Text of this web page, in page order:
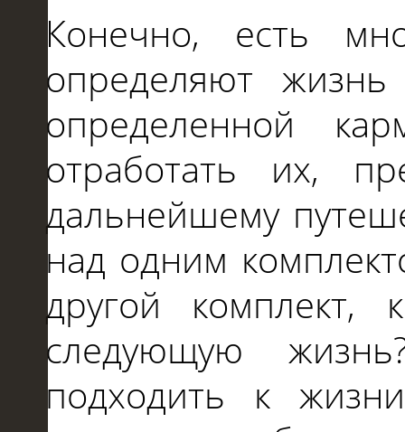
Конечно, есть
определяют
определенной
отработать их,
дальнейшему
над одним
другой
следующую
подходить к